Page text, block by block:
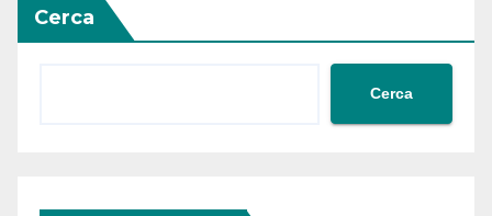
Cerca
Cerca